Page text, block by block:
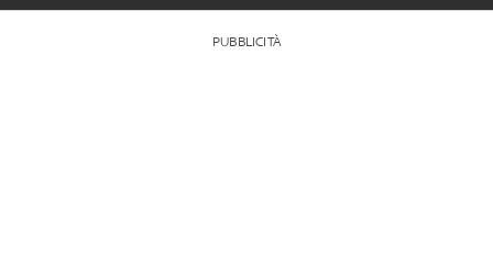
PUBBLICITÀ